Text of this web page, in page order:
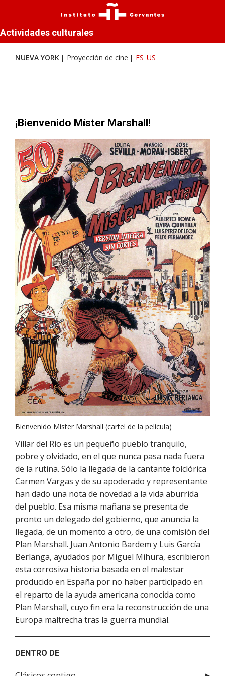
Actividades culturales
NUEVA YORK Proyección de cine ES US
¡Bienvenido Míster Marshall!
Bienvenido Míster Marshall (cartel de la película)
Villar del Río es un pequeño pueblo tranquilo,
pobre y olvidado, en el que nunca pasa nada fuera
de la rutina. Sólo la llegada de la cantante folclórica
Carmen Vargas y de su apoderado y representante
han dado una nota de novedad a la vida aburrida
del pueblo. Esa misma mañana se presenta de
pronto un delegado del gobierno, que anuncia la
llegada, de un momento a otro, de una comisión del
Plan Marshall. Juan Antonio Bardem y Luis García
Berlanga, ayudados por Miguel Mihura, escribieron
esta corrosiva historia basada en el malestar
producido en España por no haber participado en
el reparto de la ayuda americana conocida como
Plan Marshall, cuyo fin era la reconstrucción de una
Europa maltrecha tras la guerra mundial.
DENTRO DE